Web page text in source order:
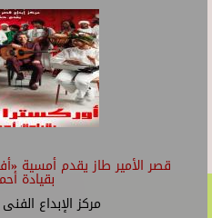
قصر الأمير طاز يقدم أمسية
بقيادة
مركز الإبداع